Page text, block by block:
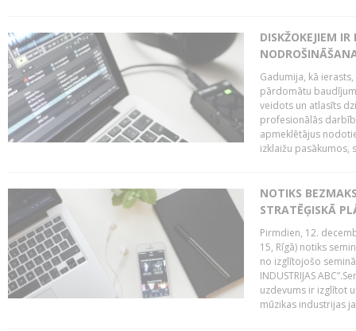
DISKŽOKEJIEM
Gadumija, kā
pārdomātu
veidots un atlasīts
profesionālās
apmeklētājus
izklaižu pasākumos,
NOTIKS
STRATĒĢISKĀ
Pirmdien, 12.
15, Rīgā) notiks
no izglītojošo
INDUSTRIJAS
uzdevums ir izglītot
mūzikas industrijas